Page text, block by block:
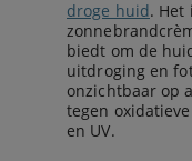
droge huid. Het
biedt om de
uitdroging en
onzichtbaar op
tegen
en UV.